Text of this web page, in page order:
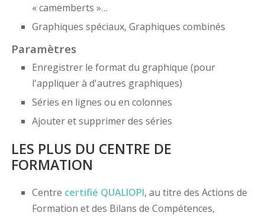
« camemberts »…
Graphiques spéciaux, Graphiques combinés
Paramètres
Enregistrer le format du graphique (pour
l'appliquer à d'autres graphiques)
Séries en lignes ou en colonnes
Ajouter et supprimer des séries
LES PLUS DU CENTRE DE
FORMATION
Centre certifié QUALIOPI, au titre des Actions de
Formation et des Bilans de Compétences,